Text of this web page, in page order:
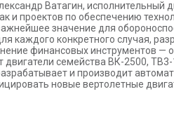
Ватагин, исполнительный
и проектов по обеспечению
значение для
каждого конкретного случая,
финансовых инструментов
семейства ВК-2500,
и производит
новые вертолетные